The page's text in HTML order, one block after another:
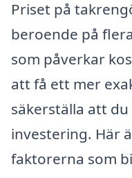
Priset på
beroende på
som påverkar
att få ett mer
säkerställa att
investering. Här
faktorerna som